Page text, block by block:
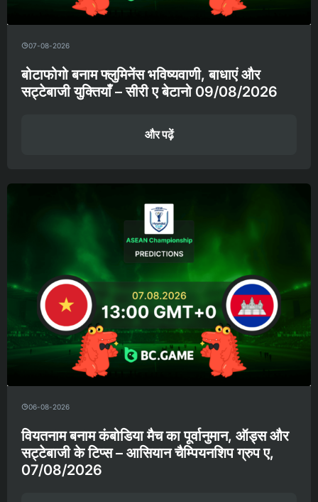
07-08-2026
बोटाफोगो बनाम फ्लुमिनेंस भविष्यवाणी, बाधाएं और
सट्टेबाजी युक्तियाँ – सीरी ए बेटानो 09/08/2026
और पढ़ें
06-08-2026
वियतनाम बनाम कंबोडिया मैच का पूर्वानुमान, ऑड्स और
सट्टेबाजी के टिप्स – आसियान चैम्पियनशिप ग्रुप ए,
07/08/2026